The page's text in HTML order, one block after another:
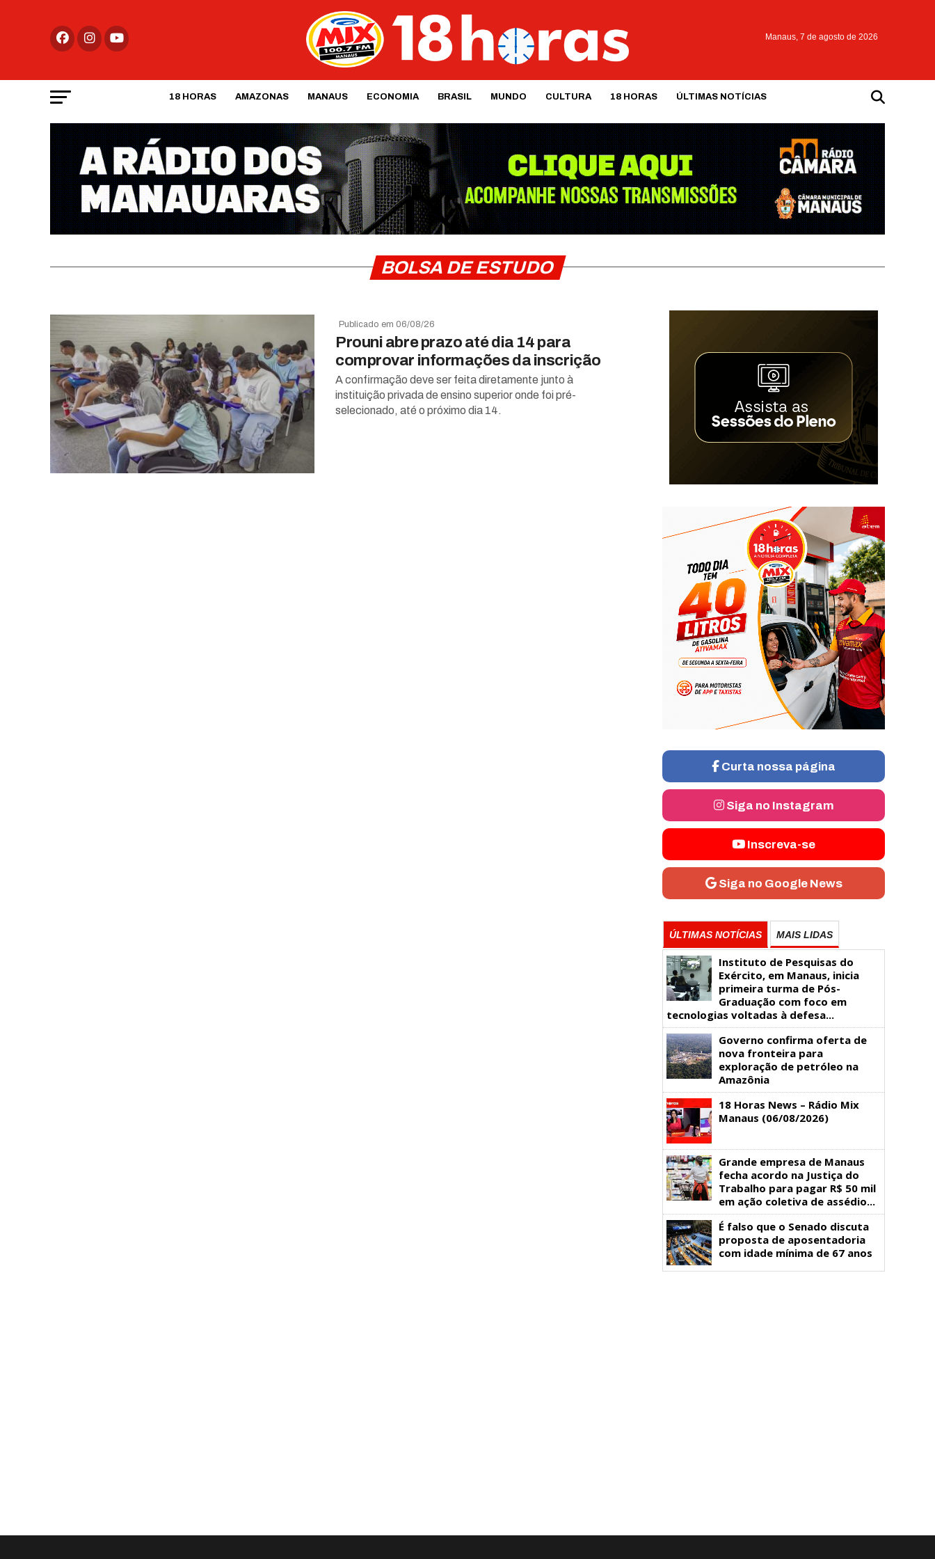
Manaus, 7 de agosto de 2026
18 HORAS AMAZONAS MANAUS ECONOMIA BRASIL MUNDO CULTURA 18 HORAS ÚLTIMAS NOTÍCIAS
BOLSA DE ESTUDO
Publicado em 06/08/26
Prouni abre prazo até dia 14 para
comprovar informações da inscrição
A confirmação deve ser feita diretamente junto à
instituição privada de ensino superior onde foi pré-
selecionado, até o próximo dia 14.
Curta nossa página
Siga no Instagram
Inscreva-se
Siga no Google News
ÚLTIMAS NOTÍCIAS MAIS LIDAS
Instituto de Pesquisas do
Exército, em Manaus, inicia
primeira turma de Pós-
Graduação com foco em
tecnologias voltadas à defesa...
Governo confirma oferta de
nova fronteira para
exploração de petróleo na
Amazônia
18 Horas News​​​​​​​​​​​​ – Rádio Mix
Manaus (06/08/2026)
Grande empresa de Manaus
fecha acordo na Justiça do
Trabalho para pagar R$ 50 mil
em ação coletiva de assédio...
É falso que o Senado discuta
proposta de aposentadoria
com idade mínima de 67 anos